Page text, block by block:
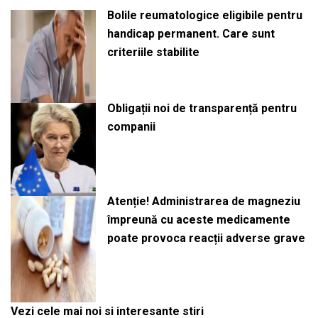
Bolile reumatologice eligibile pentru
handicap permanent. Care sunt
criteriile stabilite
Obligații noi de transparență pentru
companii
Atenție! Administrarea de magneziu
împreună cu aceste medicamente
poate provoca reacții adverse grave
Vezi cele mai noi si interesante stiri